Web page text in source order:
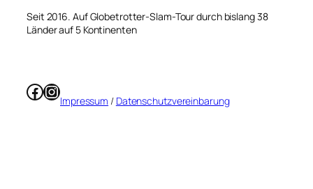
Seit 2016. Auf Globetrotter-Slam-Tour durch bislang 38
Länder auf 5 Kontinenten
Facebook
Instagram
Impressum / Datenschutzvereinbarung